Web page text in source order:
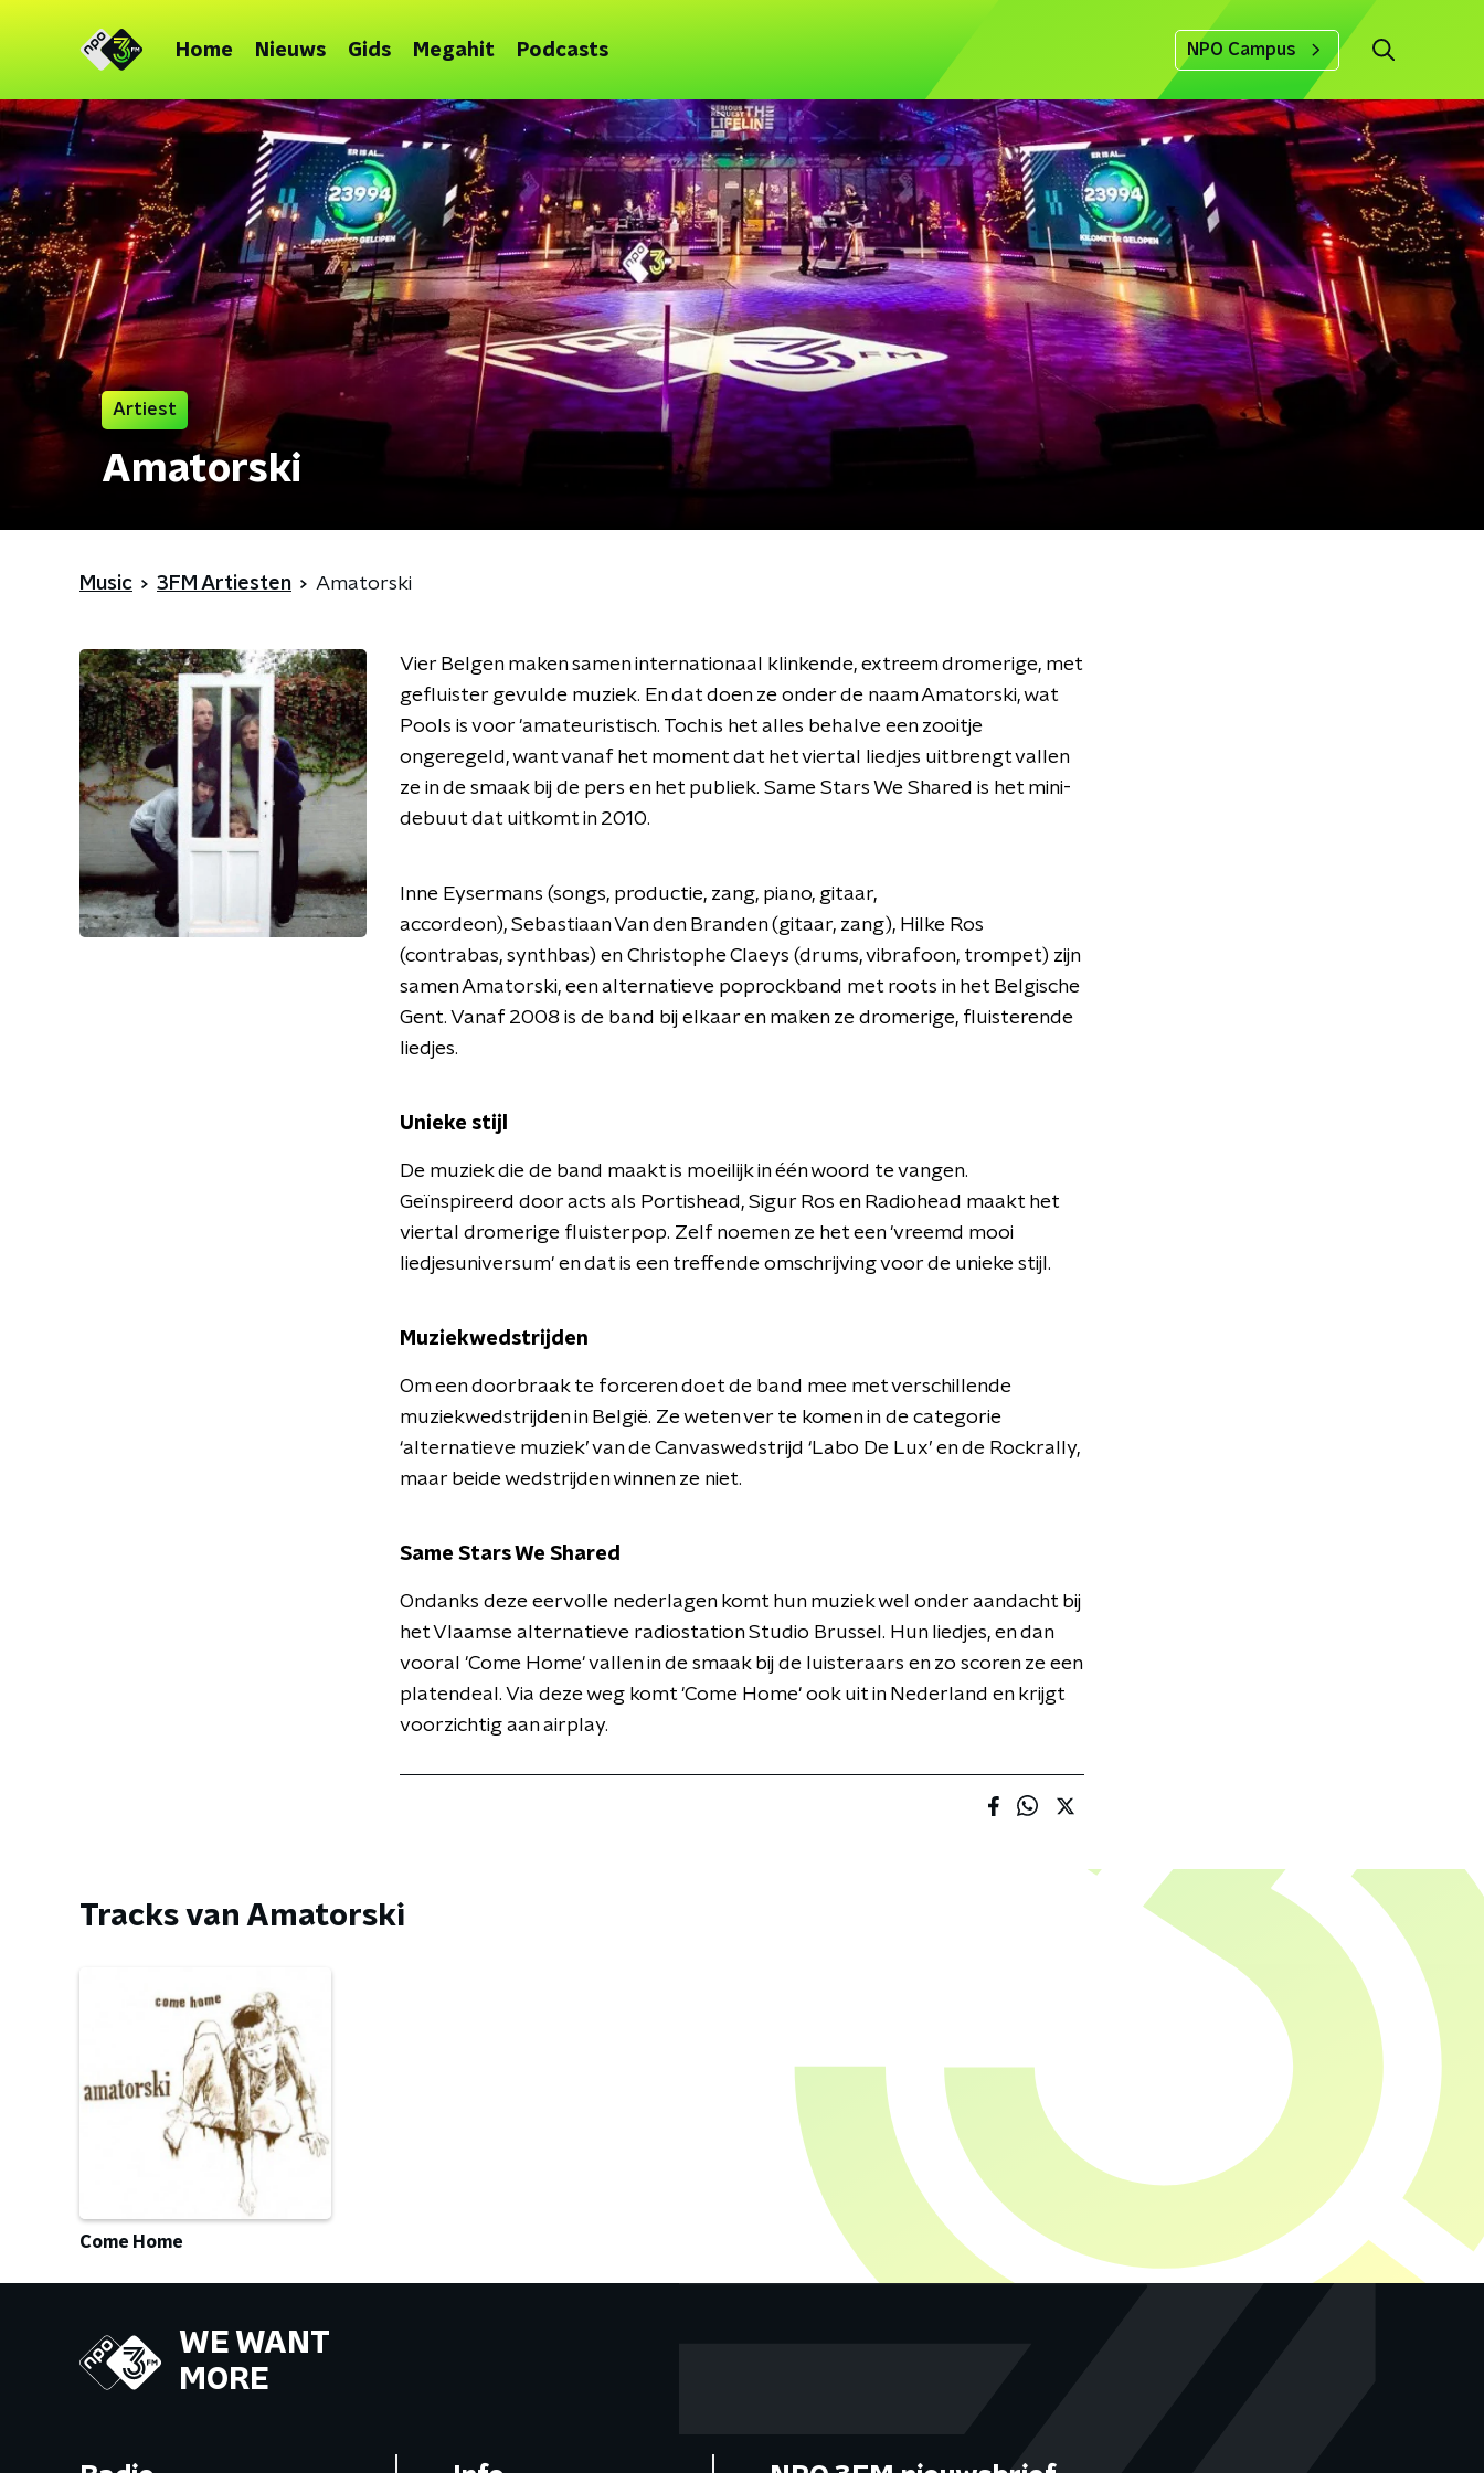
Home Nieuws Gids Megahit Podcasts NPO Campus
Artiest
Amatorski
Music 3FM Artiesten Amatorski
Vier Belgen maken samen internationaal klinkende, extreem dromerige, met
gefluister gevulde muziek. En dat doen ze onder de naam Amatorski, wat
Pools is voor 'amateuristisch. Toch is het alles behalve een zooitje
ongeregeld, want vanaf het moment dat het viertal liedjes uitbrengt vallen
ze in de smaak bij de pers en het publiek. Same Stars We Shared is het mini-
debuut dat uitkomt in 2010.
Inne Eysermans (songs, productie, zang, piano, gitaar,
accordeon), Sebastiaan Van den Branden (gitaar, zang), Hilke Ros
(contrabas, synthbas) en Christophe Claeys (drums, vibrafoon, trompet) zijn
samen Amatorski, een alternatieve poprockband met roots in het Belgische
Gent. Vanaf 2008 is de band bij elkaar en maken ze dromerige, fluisterende
liedjes.
Unieke stijl
De muziek die de band maakt is moeilijk in één woord te vangen.
Geïnspireerd door acts als Portishead, Sigur Ros en Radiohead maakt het
viertal dromerige fluisterpop. Zelf noemen ze het een 'vreemd mooi
liedjesuniversum' en dat is een treffende omschrijving voor de unieke stijl.
Muziekwedstrijden
Om een doorbraak te forceren doet de band mee met verschillende
muziekwedstrijden in België. Ze weten ver te komen in de categorie
‘alternatieve muziek’ van de Canvaswedstrijd ‘Labo De Lux’ en de Rockrally,
maar beide wedstrijden winnen ze niet.
Same Stars We Shared
Ondanks deze eervolle nederlagen komt hun muziek wel onder aandacht bij
het Vlaamse alternatieve radiostation Studio Brussel. Hun liedjes, en dan
vooral 'Come Home' vallen in de smaak bij de luisteraars en zo scoren ze een
platendeal. Via deze weg komt 'Come Home' ook uit in Nederland en krijgt
voorzichtig aan airplay.
Tracks van Amatorski
Come Home
WE WANT
MORE